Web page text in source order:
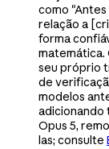
como
relação a
forma
matemática.
seu próprio
de
modelos
adicionando
Opus 5,
las; consulte